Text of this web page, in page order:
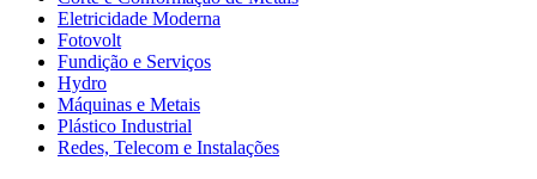
Eletricidade Moderna
Fotovolt
Fundição e Serviços
Hydro
Máquinas e Metais
Plástico Industrial
Redes, Telecom e Instalações